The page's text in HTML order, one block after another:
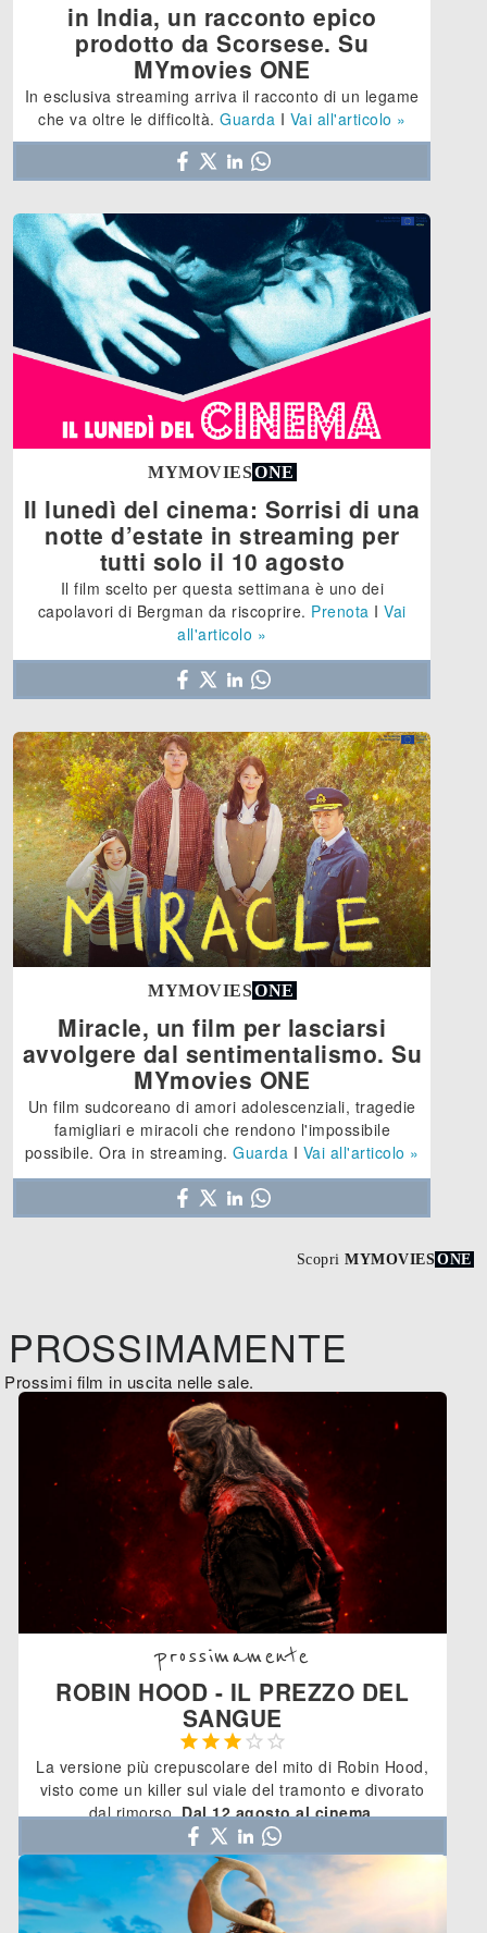
in India, un racconto epico
prodotto da Scorsese. Su
MYmovies ONE
In esclusiva streaming arriva il racconto di un legame
che va oltre le difficoltà.Guarda I Vai all'articolo »
MYMOVIESONE
Il lunedì del cinema: Sorrisi di una
notte d’estate in streaming per
tutti solo il 10 agosto
Il film scelto per questa settimana è uno dei
capolavori di Bergman da riscoprire. Prenota IVai
all'articolo »
MYMOVIESONE
Miracle, un film per lasciarsi
avvolgere dal sentimentalismo. Su
MYmovies ONE
Un film sudcoreano di amori adolescenziali, tragedie
famigliari e miracoli che rendono l'impossibile
possibile. Ora in streaming.Guarda I Vai all'articolo »
Scopri MYMOVIESONE
PROSSIMAMENTE
Prossimi film in uscita nelle sale.
prossimamente
ROBIN HOOD - IL PREZZO DEL
SANGUE
    
La versione più crepuscolare del mito di Robin Hood,
visto come un killer sul viale del tramonto e divorato
dal rimorso.Dal 12 agosto al cinema.